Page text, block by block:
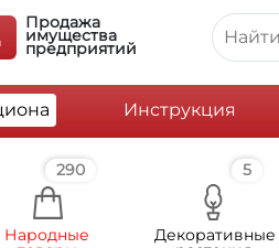
Продажа
имущества
предприятий
Инструкция
290
Народные
5
Декоративные